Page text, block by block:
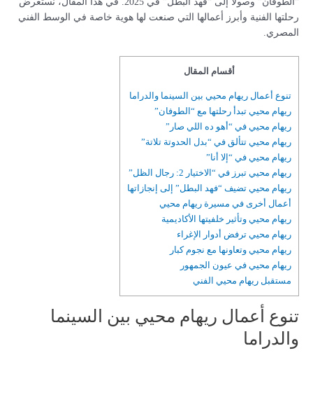
رحلتها الفنية وأبرز أعمالها التي صنعت لها هوية خاصة في الوسط الفني
المصري.
أقسام المقال
تنوع أعمال ريهام محيي بين السينما والدراما
ريهام محيي تبدأ رحلتها مع “الطوفان”
ريهام محيي في “أهو ده اللي صار”
ريهام محيي تتألق في “بدل الحدوتة تلاتة”
ريهام محيي في “إلا أنا”
ريهام محيي تبرز في “الاختيار 2: رجال الظل”
ريهام محيي تضيف “فهد البطل” إلى إنجازاتها
أعمال أخرى في مسيرة ريهام محيي
ريهام محيي وتأثير خلفيتها الأكاديمية
ريهام محيي ترفض أدوار الإغراء
ريهام محيي وتعاونها مع نجوم كبار
ريهام محيي في عيون الجمهور
مستقبل ريهام محيي الفني
تنوع أعمال ريهام محيي بين السينما
والدراما